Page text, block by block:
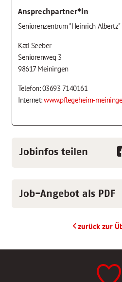
Ansprechpartner*in
Seniorenzentrum "Heinrich Albertz"
Kati Seeber
Seniorenweg 3
98617 Meiningen
Telefon: 03693 7140161
Internet:www.pflegeheim-
Jobinfos teilen
Job-Angebot als PDF
zurück zur